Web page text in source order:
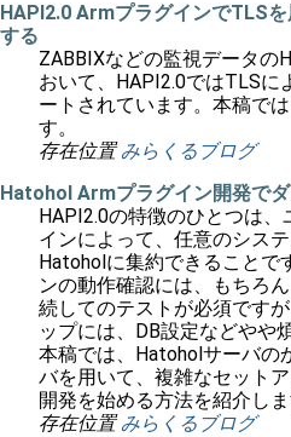
HAPI2.0 ArmプラグインでTLS
する
ZABBIXなどの監視データの
おいて、HAPI2.0ではTLSに
ートされています。本稿で
す。
存在位置 みらくるブログ
Hatohol Armプラグイン開発で
HAPI2.0の特徴のひとつは
インによって、任意のシス
Hatoholに集約できることで
ンの動作確認には、もちろ
続してのテストが必須です
ップには、DB設定などやや
本稿では、Hatoholサーバの
バを用いて、複雑なセット
開発を始める方法を紹介しま
存在位置 みらくるブログ